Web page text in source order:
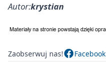
Autor:krystian
Zaobserwuj nas! Facebook